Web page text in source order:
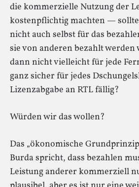
die kommerzielle Nutzung der
kostenpflichtig machten —
nicht auch selbst für das
sie von anderen bezahlt werden
dann nicht vielleicht für jede
ganz sicher für jedes
Lizenzabgabe an RTL fällig?
Würden wir das wollen?
Das „ökonomische
Burda spricht, dass bezahlen
Leistung anderer kommerziell